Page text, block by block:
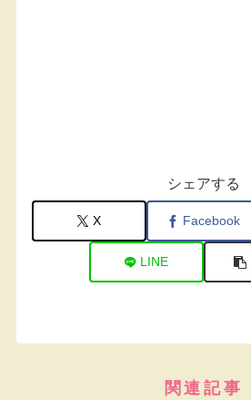
シェアする
X Facebook
LINE
関連記事